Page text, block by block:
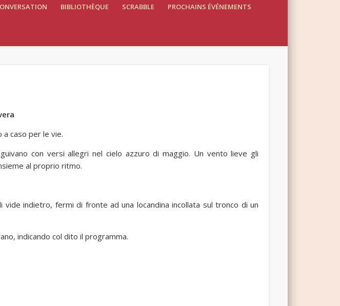
BIBLIOTHÈQUE SCRABBLE PROCHAINS ÉVÉNEMENTS
caso per le vie.
con versi allegri nel cielo azzuro di maggio. Un vento lieve gli
al proprio ritmo.
indietro, fermi di fronte ad una locandina incollata sul tronco di un
indicando col dito il programma.